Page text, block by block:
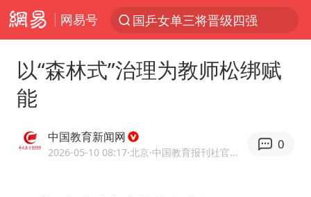
网易号
国乒女单三将晋级四强
马克·艾伦退出斯诺克中国公开赛
茅台部分直营店飞天茅台提价
以“森林式”治理为教师松绑赋
能
中国教育新闻网
2026-05-10 08:17·北京 ·中国教育报刊社官方网易号
0